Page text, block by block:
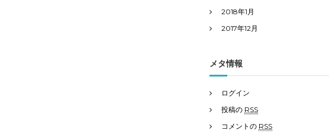
2018年1月
2017年12月
メタ情報
ログイン
投稿の RSS
コメントの RSS